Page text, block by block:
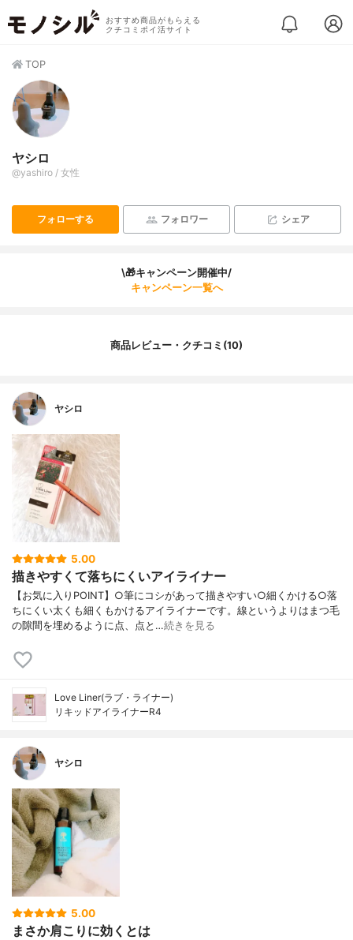
おすすめ商品がもらえる
クチコミポイ活サイト
TOP
ヤシロ
@yashiro / 女性
フォローする フォロワー シェア
\🎁キャンペーン開催中/
キャンペーン一覧へ
商品レビュー・クチコミ(10)
ヤシロ
5.00
描きやすくて落ちにくいアイライナー
【お気に入りPOINT】○筆にコシがあって描きやすい○細くかける○落
ちにくい太くも細くもかけるアイライナーです。線というよりはまつ毛
の隙間を埋めるように点、点と…続きを見る
Love Liner(ラブ・ライナー)
リキッドアイライナーR4
ヤシロ
5.00
まさか肩こりに効くとは